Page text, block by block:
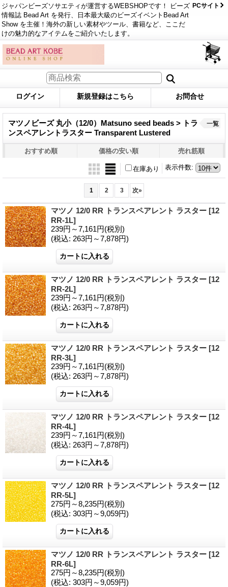
ジャパンビーズソサエティが運営するWEBSHOPです！ ビーズ
情報誌 Bead Art を発行、日本最大級のビーズイベントBead Art
Show を主催！海外の新しい素材やツール、書籍など、ここだ
けの魅力的なアイテムをご紹介いたします。
PCサイト
ログイン 新規登録はこちら お問合せ
マツノビーズ 丸小（12/0）Matsuno seed beads > トラ
ンスペアレントラスター Transparent Lustered
一覧
おすすめ順 価格の安い順 売れ筋順
表示件数:
在庫あり
1 2 3 次»
マツノ 12/0 RR トランスペアレント ラスター [12
RR-1L]
239円～7,161円(税別)
(税込: 263円～7,878円)
マツノ 12/0 RR トランスペアレント ラスター [12
RR-2L]
239円～7,161円(税別)
(税込: 263円～7,878円)
マツノ 12/0 RR トランスペアレント ラスター [12
RR-3L]
239円～7,161円(税別)
(税込: 263円～7,878円)
マツノ 12/0 RR トランスペアレント ラスター [12
RR-4L]
239円～7,161円(税別)
(税込: 263円～7,878円)
マツノ 12/0 RR トランスペアレント ラスター [12
RR-5L]
275円～8,235円(税別)
(税込: 303円～9,059円)
マツノ 12/0 RR トランスペアレント ラスター [12
RR-6L]
275円～8,235円(税別)
(税込: 303円～9,059円)